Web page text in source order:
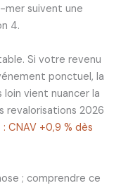
mer suivent une
4.
Si votre revenu
ponctuel, la
loin vient nuancer la
revalorisations 2026
CNAV +0,9 % dès
; comprendre ce